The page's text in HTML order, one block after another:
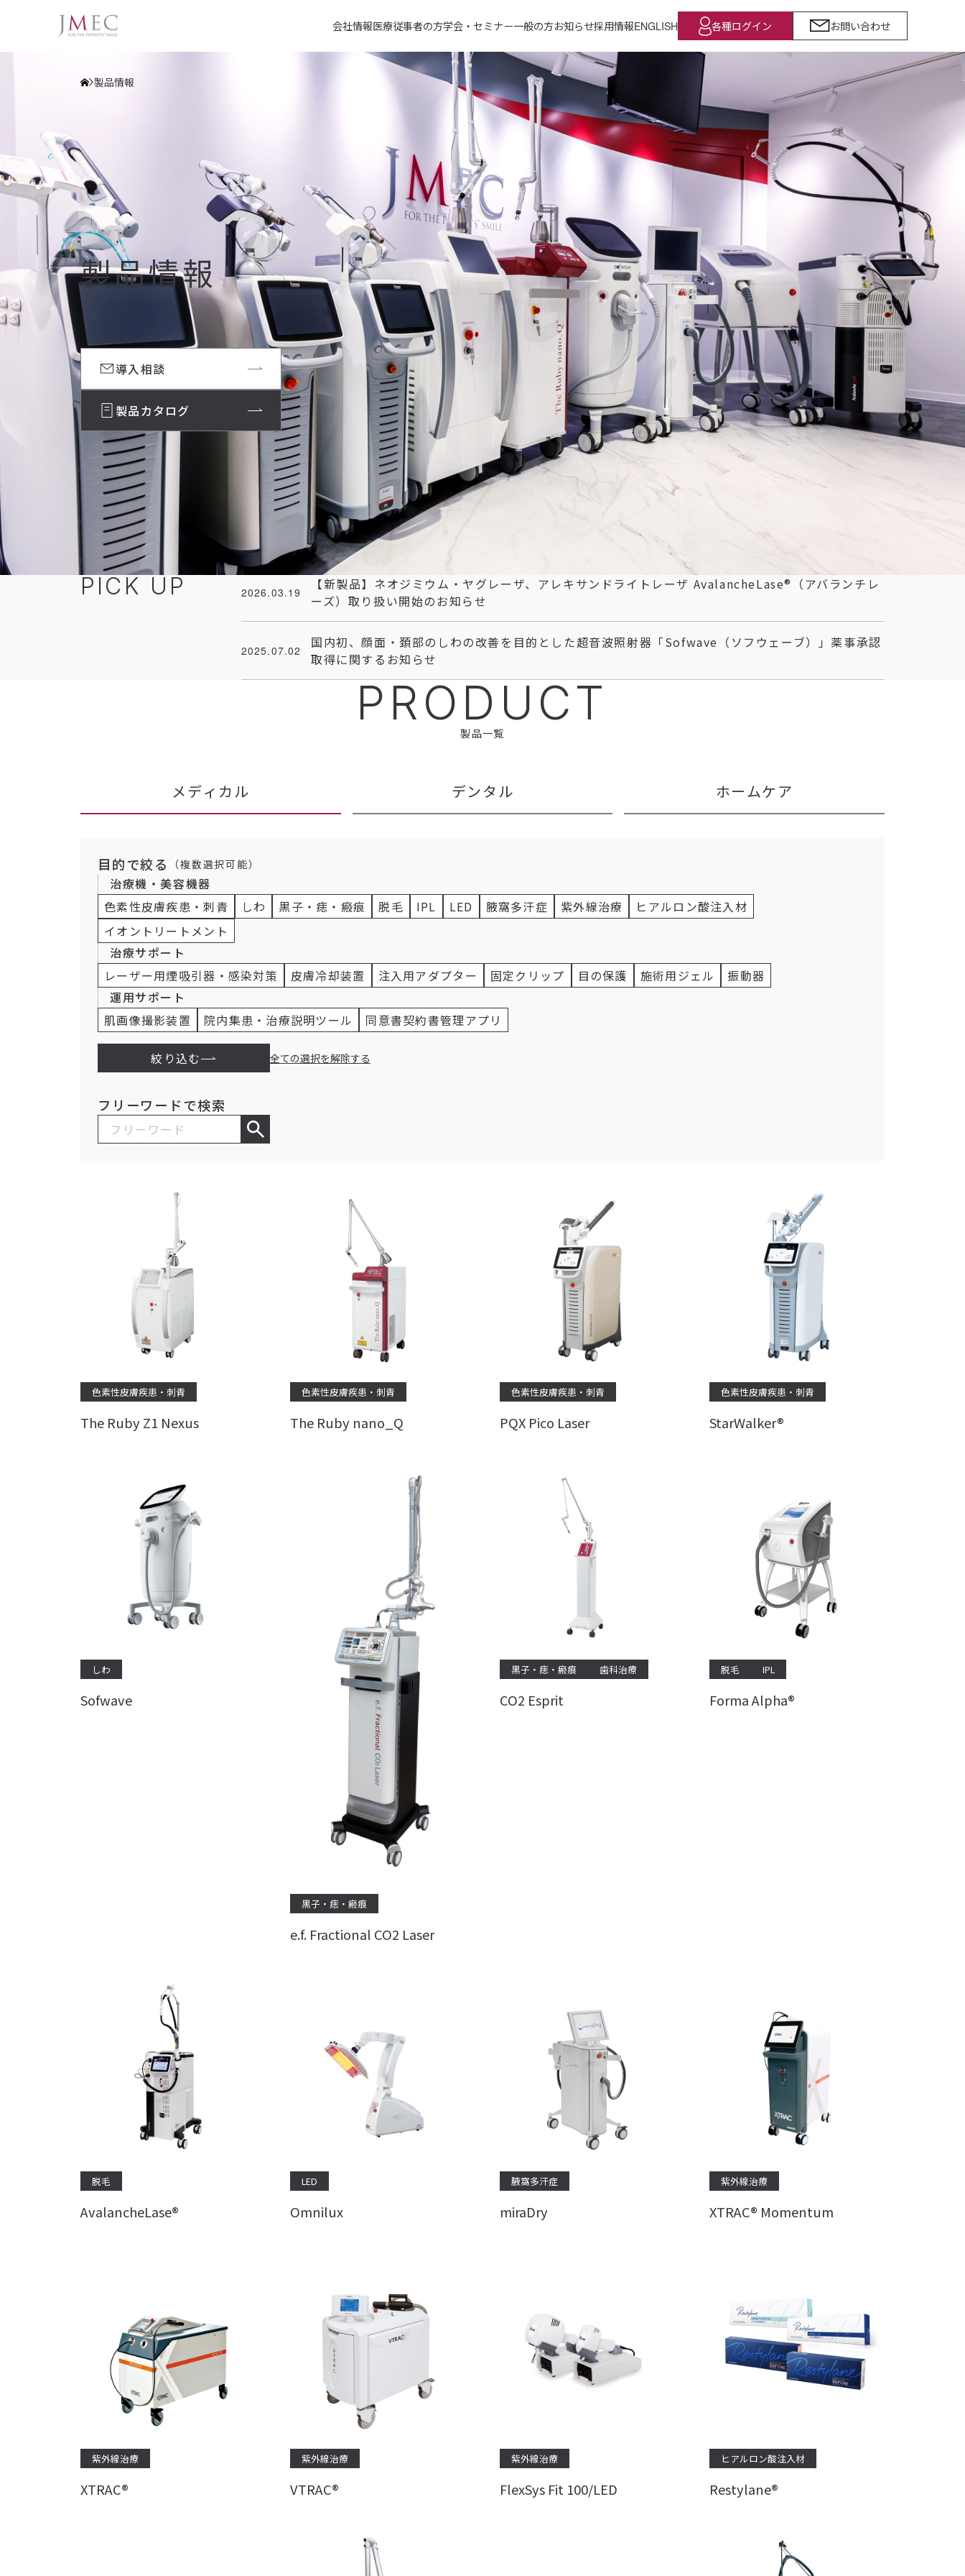
会社情報医療従事者の方学会・セミナー一般の方お知らせ採用情報ENGLISH 各種ログイン お問い合わせ
製品情報
製品情報
導入相談
製品カタログ
PICK UP 2026.03.19
【新製品】ネオジミウム・ヤグレーザ、アレキサンドライトレーザ AvalancheLase®（アバランチレ
ーズ）取り扱い開始のお知らせ
2025.07.02
国内初、顔面・頚部のしわの改善を目的とした超音波照射器「Sofwave（ソフウェーブ）」薬事承認
取得に関するお知らせ
PRODUCT
製品一覧
メディカル デンタル ホームケア
目的で絞る （複数選択可能）
治療機・美容機器
色素性皮膚疾患・刺青
しわ 黒子・痣・瘢痕 脱毛 IPL LED 腋窩多汗症 紫外線治療
ヒアルロン酸注入材
イオントリートメント
治療サポート
レーザー用煙吸引器・感染対策
皮膚冷却装置 注入用アダプター 固定クリップ 目の保護 施術用ジェル
振動器
運用サポート
肌画像撮影装置
院内集患・治療説明ツール 同意書契約書管理アプリ
絞り込む 全ての選択を解除する
フリーワードで検索
色素性皮膚疾患・刺青
The Ruby Z1 Nexus
色素性皮膚疾患・刺青
The Ruby nano_Q
色素性皮膚疾患・刺青
PQX Pico Laser
色素性皮膚疾患・刺青
StarWalker®
しわ
Sofwave
黒子・痣・瘢痕
e.f. Fractional CO2 Laser
黒子・痣・瘢痕 歯科治療
CO2 Esprit
脱毛 IPL
Forma Alpha®
脱毛
AvalancheLase®
LED
Omnilux
腋窩多汗症
miraDry
紫外線治療
XTRAC® Momentum
紫外線治療
XTRAC®
紫外線治療
VTRAC®
紫外線治療
FlexSys Fit 100/LED
ヒアルロン酸注入材
Restylane®